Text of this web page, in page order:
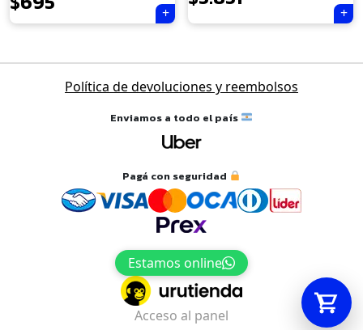
NavegaciónPolítica de devoluciones y reembolsos
Enviamos a todo el país
Pagá con seguridad
Estamos online
Acceso al panel
Tu carrito está vacío.
Agregá un producto y aparecerá acá
automáticamente.